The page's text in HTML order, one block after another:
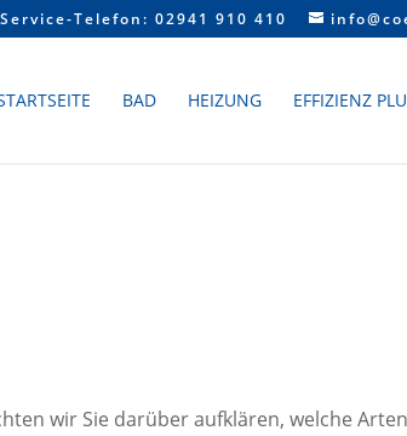
Service-Telefon: 02941 910 410
BAD HEIZUNG EFFIZIENZ
wir Sie darüber aufklären, welche